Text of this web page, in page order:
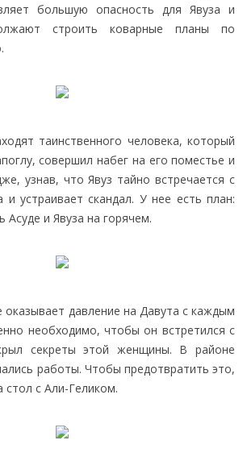
большую опасность для Явуза и
строить коварные планы по
таинственного человека, который
совершил набег на его поместье и
узнав, что Явуз тайно встречается с
и устраивает скандал. У нее есть план:
и Явуза на горячем.
оказывает давление на Давута с каждым
необходимо, чтобы он встретился с
секреты этой женщины. В районе
работы. Чтобы предотвратить это,
с Али-Геликом.